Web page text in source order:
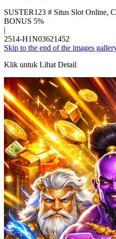
SUSTER123 # Situs Slot Online,
BONUS 5%
|
2514-H1N03621452
Skip to the end of the images
Klik untuk Lihat Detail